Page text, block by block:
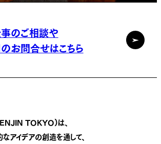
のご相談や
お問合せはこちら
TOKYO)は、
アイデアの創造を通して、